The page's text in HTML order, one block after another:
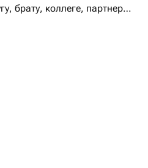
брату, коллеге, партнеру.